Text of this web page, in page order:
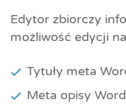
Edytor zbiorczy
możliwość edycji
Tytuły meta
Meta opisy